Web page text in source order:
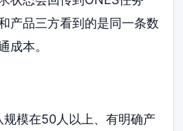
产品三方看到的是同一条数
成本。
规模在50人以上、有明确产